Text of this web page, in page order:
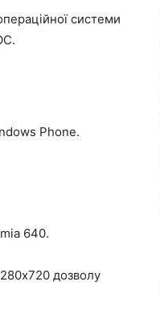
системи
Phone.
640.
дозволу